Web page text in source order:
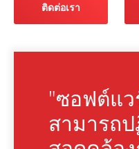
ติดต่อเรา
"ซอฟต์แว
สามารถ